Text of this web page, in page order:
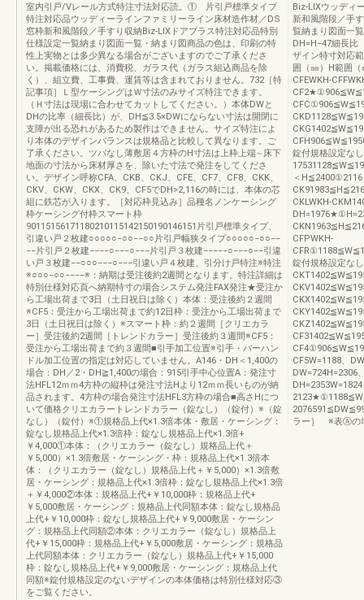
室内引戸/Vレール方式特注寸法対応読。① 片引戸標準タイプ
特注対応品ウッディーラインファミリーライン床材造作材／DS
窓枠新和風階段／手すり収納Biz-LIXドアプラス特注対応品特別
仕様設定一覧納まり図面一覧・納まり図商品の色は、印刷の特
性上実物とは多少異なる場合がございますのでご了承くださ
い。掲載価格には、消費税、ガラス代（ガラス組込商品を除
く）、組立費、工事費、運賃等は含まれておりません。732［特
記事項］Ｌ型ケーシングはＷ寸法のみサイズ特注できます。
（Ｈ寸法は現場に合わせてカットしてください。）本体DWと
DHの比率（細長比）が、DH≦3.5×DWにならない寸法は開閉に
支障が出る恐れがあるため製作はできません。サイズ特注によ
り本体のデザインバランスは規格品と比較して異なります。ご
了承ください。ツバなし薄敷居４方枠のH寸法は上枠上端∼床下
地面の寸法から床材厚さを、除いた寸法で発注をしてくださ
い。デザイン呼称CFA、CKB、CKJ、CFE、CF7、CF8、CKK、
CKV、CKW、CKX、CK9、CF5でDH>2,116の時には、本体の芯
組に鉄芯が入ります。［対応枠見込み］品種名ノンケーシング
枠ケーシング付枠スマート枠
90115156171180210115142150190146151片引戸標準タイプ、
引違い戸２枚建○○○○○−○○−−○○片引戸幅狭タイプ○○○○○−○○−−
−−片引戸２枚建−−−−○−−−○−−−片引戸３枚建−−−−−○−−−○−−引違
い戸３枚建−−○○○−−−○−−−引違い戸４枚建、引分け戸特注※特注
※○○○−○○−−−−※：納期は受注後約2週間となります。特注詳細は
特別仕様対応頁へ納期特寸の場合システム発注FAX発注★受注か
ら工場出荷まで3日（土日祝日は除く）本体：受注後約２週間
※CF5：受注から工場出荷まで約12日枠：受注から工場出荷まで
3日（土日祝日は除く）※スマート枠：約２週間［クリエカラ
ー］受注後約2週間［トレンドカラー］受注後約３週間※CF5：
受注から工場出荷まで約３週間■引手加工位置※引手・バーハン
ドル加工位置の指定は対応していません。A146・DH＜1,400の
場合：DH／2・DH≧1,400の場合：915引手中心位置A：発注寸
法HFL12ｍｍ4方枠の縦枠は発注寸法Hより12ｍｍ長いものが納
品されます。4方枠の場合発注寸法HFL3方枠の場合■高さHにつ
いて価格クリエカラートレンドカラー（錠なし）（錠付）※（錠
なし）（錠付）※①規格品上代×1.3倍本体・敷居・ケーシング：
錠なし規格品上代×1.3倍枠：錠なし規格品上代×1.3倍+
￥4,000①本体：（クリエカラー（錠なし）規格品上代＋
￥5,000）×1.3倍敷居・ケーシング・枠：規格品上代×1.3倍本
体：（クリエカラー（錠なし）規格品上代＋￥5,000）×1.3倍敷
居・ケーシング：規格品上代×1.3倍枠：錠なし規格品上代×1.3倍
＋￥4,000②本体：規格品上代+￥10,000枠：規格品上代+
￥5,000敷居・ケーシング：規格品上代同額本体：錠なし規格品
上代+￥10,000枠：錠なし規格品上代+￥9,000敷居・ケーシン
グ：規格品上代同額②本体：クリエカラー（錠なし）規格品上
代+￥15,000枠：規格品上代+￥5,000敷居・ケーシング：規格品
上代同額本体：クリエカラー（錠なし）規格品上代+￥15,000
枠：錠なし規格品上代+￥9,000敷居・ケーシング：規格品上代
同額※錠付規格設定のないデザインの本体価格は特別仕様対応③
をご覧ください。
Biz-LIXウッディ
新和風階段／手
覧納まり図面一
DH=H−47細長比
ザイン特寸対応
囲（㎜）H範囲（
CFEWKH-
錠付規格設定な
＜H≦2400①2116
CKLWKH-
CFPWKH-
錠付規格設定な
CF5W=1188、
DW=724H=2306
ラー］ ※表Ⓐの